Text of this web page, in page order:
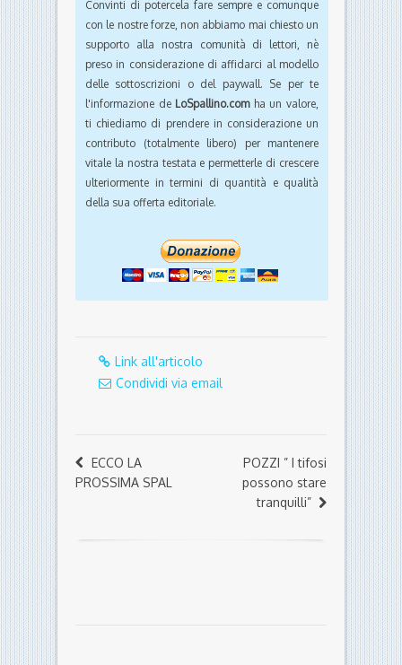
contributo (totalmente libero) per mantenere
vitale la nostra testata e permetterle di crescere
ulteriormente in termini di quantità e qualità
della sua offerta editoriale.
Condividi via email